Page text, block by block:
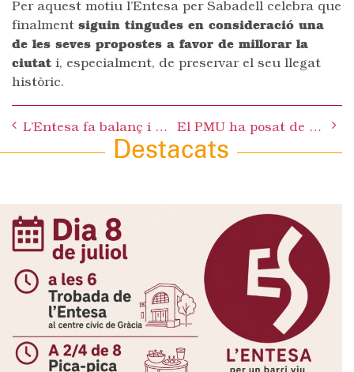
Per aquest motiu l’Entesa per Sabadell celebra que
finalment siguin tingudes en consideració una
de les seves propostes a favor de millorar la
ciutat i, especialment, de preservar el seu llegat
històric.
navigation
L’Entesa fa balanç i presenta el seu pla de treball a l’assemblea El PMU ha posat de manifest que el PSC no té model de ciutat i no té cap voluntat de canviar res en relació la mobilitat i l’emissió de gasos d’efecte hivernacle
Destacats